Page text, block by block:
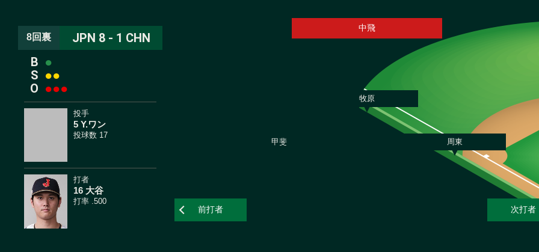
中飛
周東
牧原
甲斐
前打者 次打者
8回裏
JPN 8 - 1 CHN
B ●
S ●●
O ●●●
投手
5 Y.ワン
投球数 17
打者
16 大谷
打率 .500